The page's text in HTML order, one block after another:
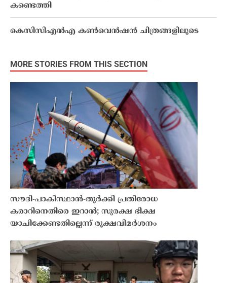
കണ്ടെത്തി
കെസിസിഎൻഎ കൺവെൻഷൻ ചിത്രങ്ങളിലൂടെ
MORE STORIES FROM THIS SECTION
സൗദി-പാകിസ്ഥാൻ-തുർക്കി പ്രതിരോധ
കരാറിനെതിരെ ഇറാൻ; സുരക്ഷ ഭിക്ഷ
യാചിക്കേണ്ടതില്ലെന്ന് രൂക്ഷവിമർശനം